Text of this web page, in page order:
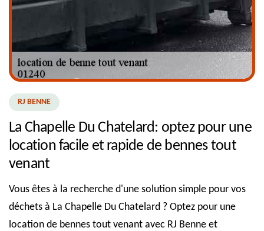
RJ BENNE
La Chapelle Du Chatelard: optez pour une
location facile et rapide de bennes tout
venant
Vous êtes à la recherche d'une solution simple pour vos
déchets à La Chapelle Du Chatelard ? Optez pour une
location de bennes tout venant avec RJ Benne et